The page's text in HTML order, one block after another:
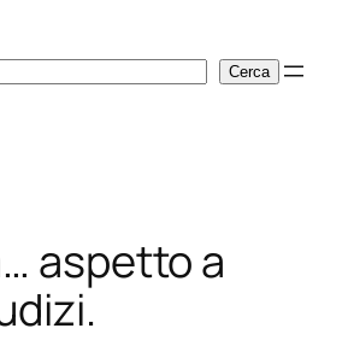
Cerca
aspetto a